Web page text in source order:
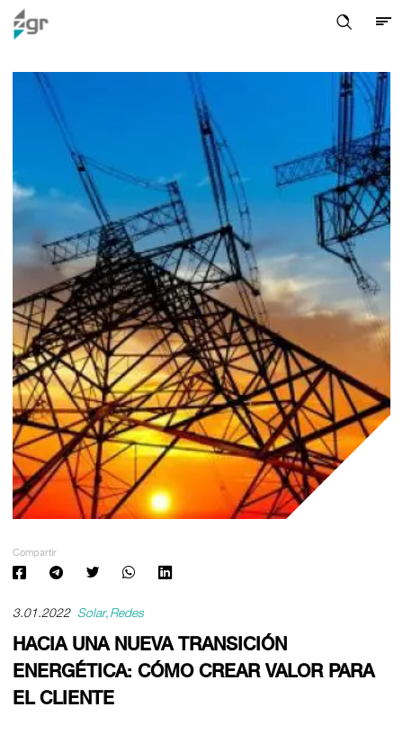
Compartir
3.01.2022 Solar Redes
HACIA UNA NUEVA TRANSICIÓN
ENERGÉTICA: CÓMO CREAR VALOR PARA
EL CLIENTE